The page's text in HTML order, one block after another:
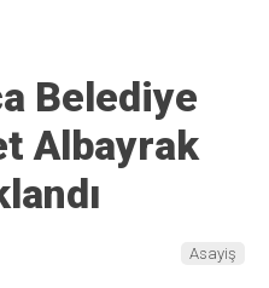
Belediye
Albayrak
Asayiş